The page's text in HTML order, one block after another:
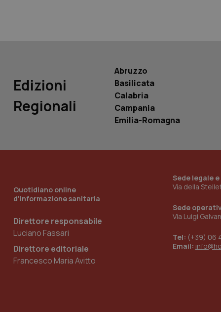
Edizioni
Regionali
Abruzzo
Basilicata
Calabria
Campania
Emilia-Romagna
Quotidiano online
d'informazione sanitaria
Direttore responsabile
Luciano Fassari
Direttore editoriale
Francesco Maria Avitto
Sede legale
Via della
Sede
Via Luigi
Tel: (+39) 06
Email:
__Secure-YNID
__Secure-
ROLLOUT_TOKEN
tracking-sites-
ironfish-tracking-
named-enable